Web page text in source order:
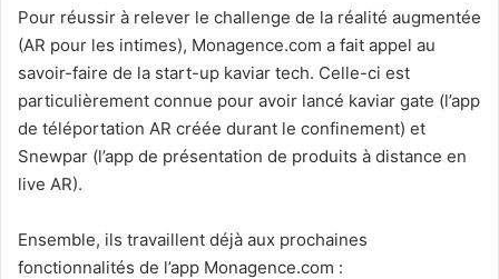
Pour réussir à relever le challenge de la réalité augmentée
(AR pour les intimes), Monagence.com a fait appel au
savoir-faire de la start-up kaviar tech. Celle-ci est
particulièrement connue pour avoir lancé kaviar gate (l’app
de téléportation AR créée durant le confinement) et
Snewpar (l’app de présentation de produits à distance en
live AR).
Ensemble, ils travaillent déjà aux prochaines
fonctionnalités de l’app Monagence.com :